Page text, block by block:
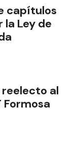
capítulos
la Ley de
al